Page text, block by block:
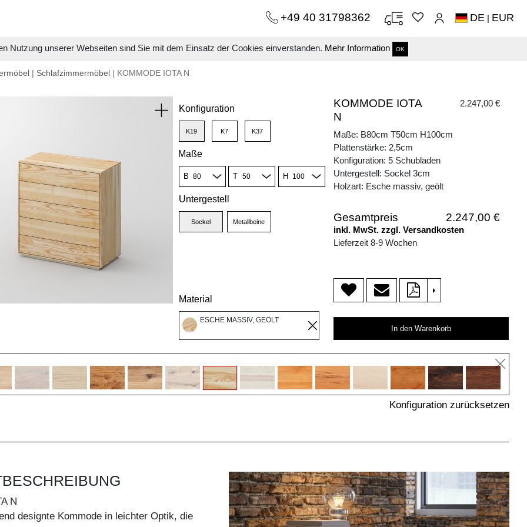
Nutzung unserer Webseiten sind Sie mit dem Einsatz der Cookies einverstanden. Mehr Information OK
+49 40 31798362 DE | EUR
| Schlafzimmermöbel | KOMMODE IOTA N
Konfiguration
K19 K7 K37
Maße
B T H
Untergestell
Sockel Metallbeine
Material
ESCHE MASSIV, GEÖLT
KOMMODE IOTA
N
2.247,00 €
Maße: B80cm T50cm H100cm
Plattenstärke: 2,5cm
Konfiguration: 5 Schubladen
Untergestell: Sockel 3cm
Holzart: Esche massiv, geölt
Gesamtpreis 2.247,00 €
inkl. MwSt. zzgl. Versandkosten
Lieferzeit 8-9 Wochen
>
In den Warenkorb
Konfiguration zurücksetzen
N
designte Kommode in leichter Optik, die